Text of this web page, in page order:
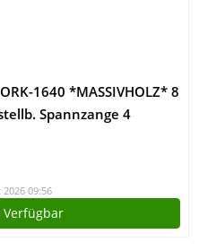
1640 *MASSIVHOLZ* 8
Spannzange 4
09:56
Verfügbar